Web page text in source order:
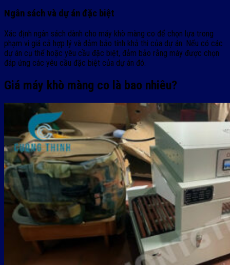
Ngân sách và dự án đặc biệt
Xác định ngân sách dành cho máy khò màng co để chọn lựa trong
phạm vi giá cả hợp lý và đảm bảo tính khả thi của dự án. Nếu có các
dự án cụ thể hoặc yêu cầu đặc biệt, đảm bảo rằng máy được chọn
đáp ứng các yêu cầu đặc biệt của dự án đó.
Giá máy khò màng co là bao nhiêu?